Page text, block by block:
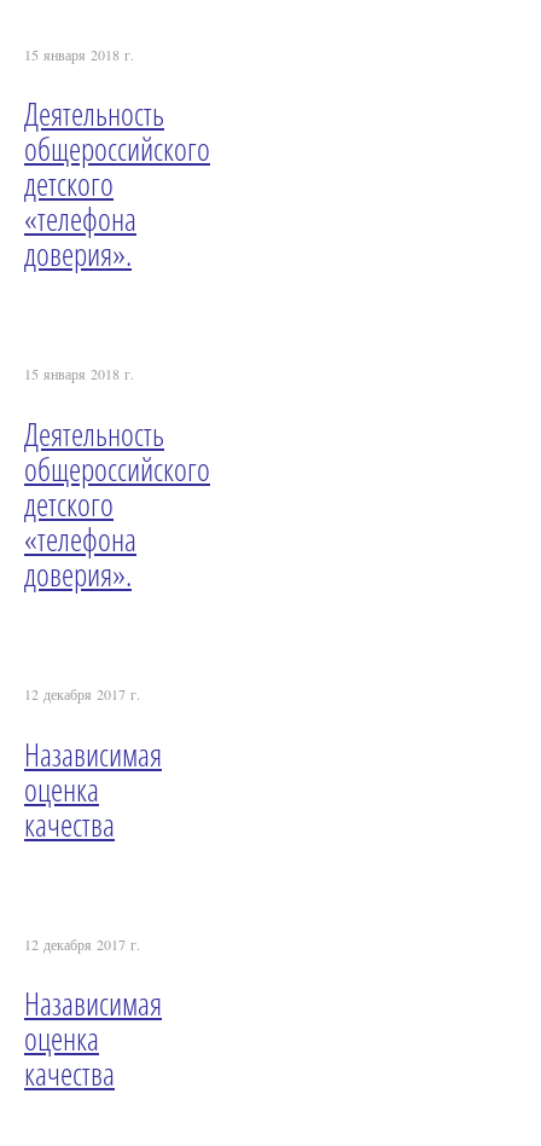
15 января 2018 г.
Деятельность
общероссийского
детского
«телефона
доверия».
15 января 2018 г.
Деятельность
общероссийского
детского
«телефона
доверия».
12 декабря 2017 г.
Назависимая
оценка
качества
12 декабря 2017 г.
Назависимая
оценка
качества